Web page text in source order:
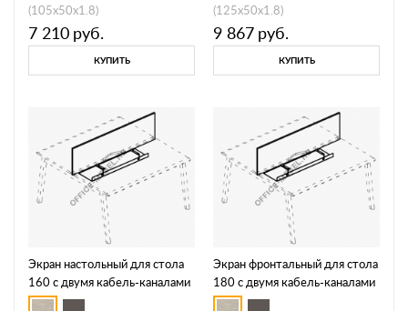
(105x50x1.8)
7 210 руб.
КУПИТЬ
(125x50x1.8)
9 867 руб.
КУПИТЬ
Экран настольный для стола
160 с двумя кабель-каналами
А4 Б 848
Экран фронтальный для стола
180 с двумя кабель-каналами
А4 Б 849